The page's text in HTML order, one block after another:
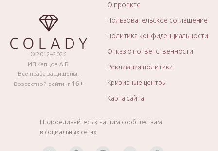
© 2012–2026
ИП Капцов А.Б.
Все права защищены.
Возрастной рейтинг 16+
О проекте
Пользовательское соглашение
Политика конфиденциальности
Отказ от ответственности
Рекламная политика
Кризисные центры
Карта сайта
Присоединяйтесь к нашим сообществам
в социальных сетях